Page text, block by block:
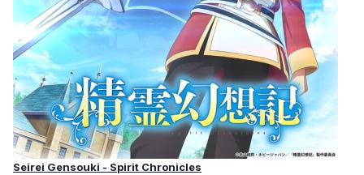
Seirei Gensouki - Spirit Chronicles